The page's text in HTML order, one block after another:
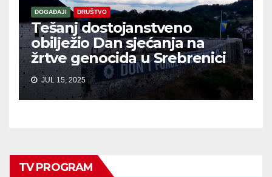
DOGAĐAJI DRUŠTVO
Tešanj dostojanstveno
obilježio Dan sjećanja na
žrtve genocida u Srebrenici
JUL 15, 2025
TV PROGRAM